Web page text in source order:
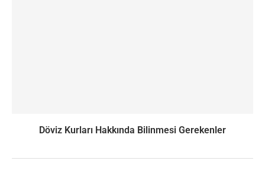
Döviz Kurları Hakkında Bilinmesi Gerekenler